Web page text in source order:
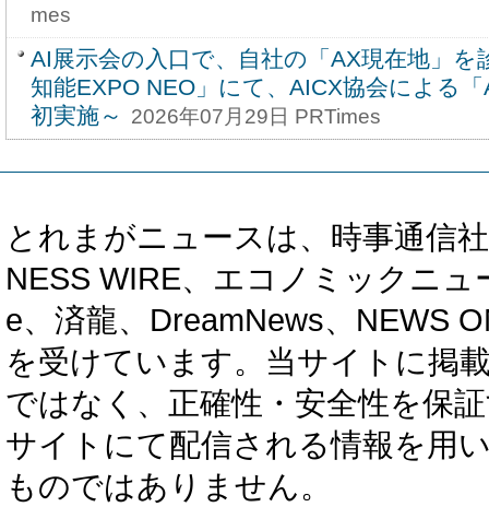
mes
AI展示会の入口で、自社の「AX現在地」を
知能EXPO NEO」にて、AICX協会による
初実施～
2026年07月29日 PRTimes
とれまがニュースは、時事通信
NESS WIRE、エコノミックニ
e、済龍、DreamNews、NEWS
を受けています。当サイトに掲
ではなく、正確性・安全性を保
サイトにて配信される情報を用
ものではありません。